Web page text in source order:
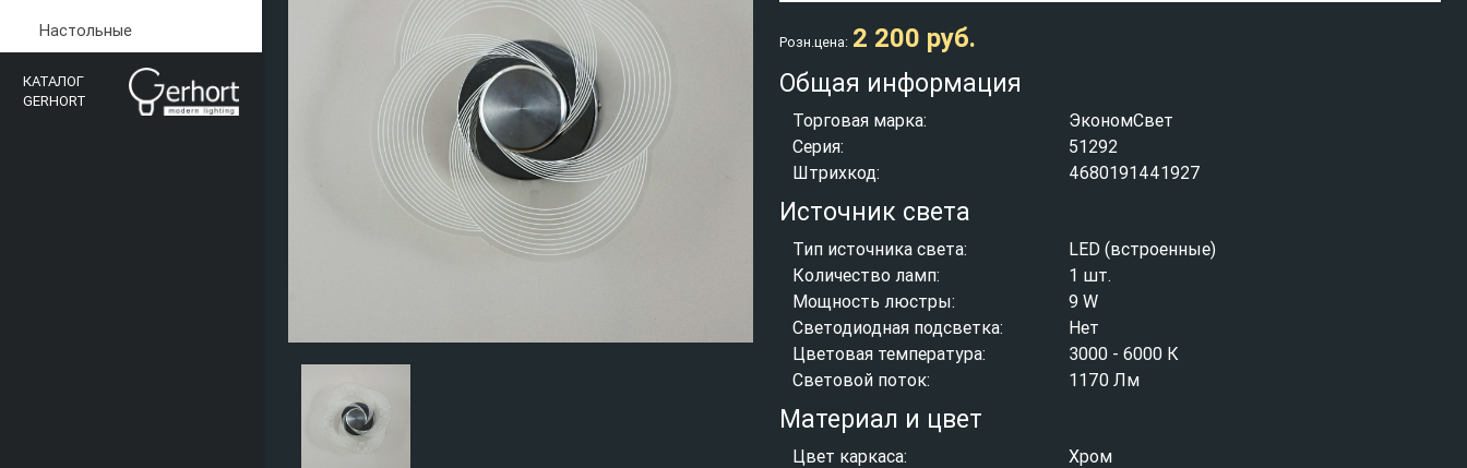
Настольные
КАТАЛОГ
GERHORT
Розн.цена: 2 200 руб.
Общая информация
Торговая марка:
ЭкономСвет
Серия:
51292
Штрихкод:
4680191441927
Источник света
Тип источника света:
LED (встроенные)
Количество ламп:
1 шт.
Мощность люстры:
9 W
Светодиодная подсветка:
Нет
Цветовая температура:
3000 - 6000 К
Световой поток:
1170 Лм
Материал и цвет
Цвет каркаса:
Хром